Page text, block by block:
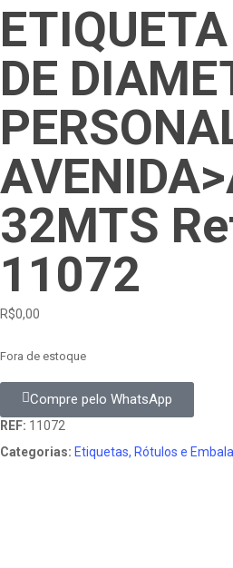
DE
32MTS
11072
R$0,00
Fora de estoque
Compre pelo WhatsApp
REF: 11072
Categorias: Etiquetas, Rótulos e